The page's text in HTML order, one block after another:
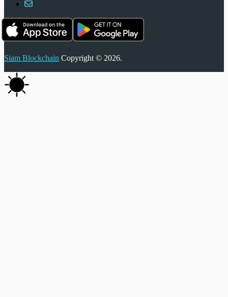
Siam Blockchain Copyright © 2026.